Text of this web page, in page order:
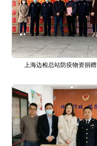
上海边检总站防疫物资捐赠